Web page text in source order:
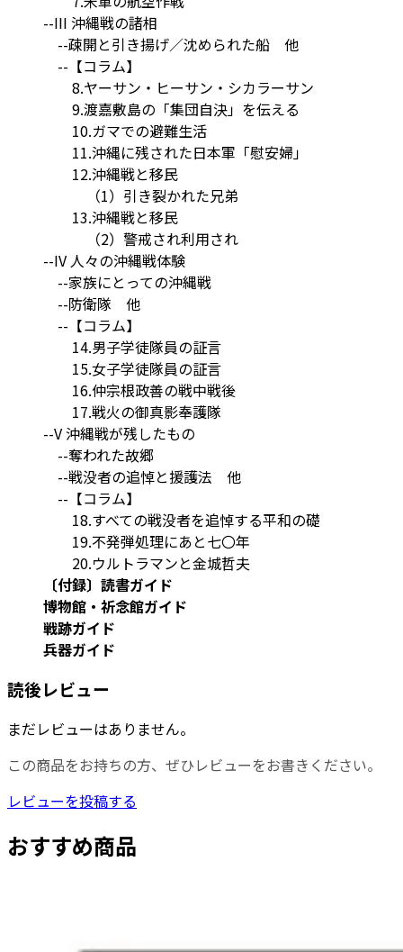
--III 沖縄戦の諸相
--疎開と引き揚げ／沈められた船 他
--【コラム】
8.ヤーサン・ヒーサン・シカラーサン
9.渡嘉敷島の「集団自決」を伝える
10.ガマでの避難生活
11.沖縄に残された日本軍「慰安婦」
12.沖縄戦と移民
（1）引き裂かれた兄弟
13.沖縄戦と移民
（2）警戒され利用され
--IV 人々の沖縄戦体験
--家族にとっての沖縄戦
--防衛隊 他
--【コラム】
14.男子学徒隊員の証言
15.女子学徒隊員の証言
16.仲宗根政善の戦中戦後
17.戦火の御真影奉護隊
--V 沖縄戦が残したもの
--奪われた故郷
--戦没者の追悼と援護法 他
--【コラム】
18.すべての戦没者を追悼する平和の礎
19.不発弾処理にあと七〇年
20.ウルトラマンと金城哲夫
〔付録〕読書ガイド
博物館・祈念館ガイド
戦跡ガイド
兵器ガイド
読後レビュー
まだレビューはありません。
この商品をお持ちの方、ぜひレビューをお書きください。
レビューを投稿する
おすすめ商品